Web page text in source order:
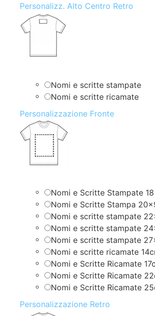
Personalizz. Alto Centro Retro
Nomi e scritte stampate
Nomi e scritte ricamate
Personalizzazione Fronte
Nomi e Scritte Stampate
Nomi e Scritte Stampa
Nomi e scritte stampate
Nomi e scritte stampate
Nomi e scritte stampate
Nomi e scritte ricamate
Nomi e Scritte Ricamate
Nomi e Scritte Ricamate
Nomi e Scritte Ricamate
Personalizzazione Retro